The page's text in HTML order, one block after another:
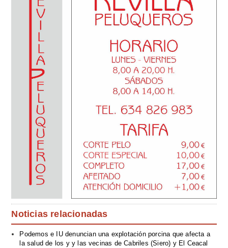
Noticias relacionadas
Podemos e IU denuncian una explotación porcina que afecta a
la salud de los y y las vecinas de Cabriles (Siero) y El Ceacal